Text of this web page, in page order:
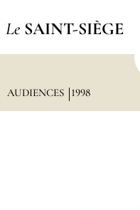
Le SAINT-SIÈGE
AUDIENCES 1998